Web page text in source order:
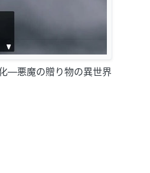
—悪魔の贈り物の異世界